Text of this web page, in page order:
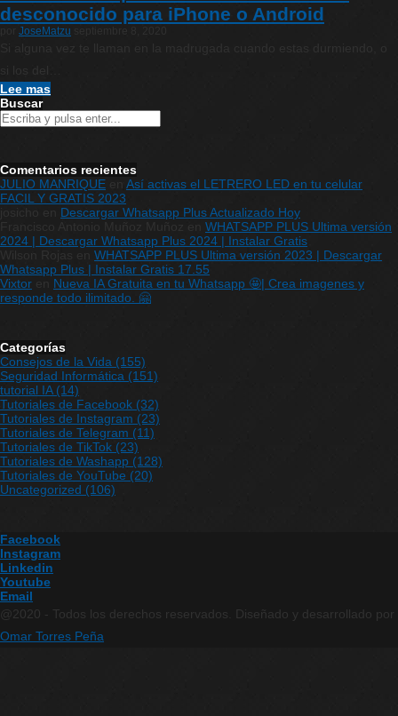
desconocido para iPhone o Android
JoseMatzu
Lee mas
Buscar
Comentarios recientes
JULIO MANRIQUE
Así activas el LETRERO LED en tu celular
FACIL Y GRATIS 2023
Descargar Whatsapp Plus Actualizado Hoy
WHATSAPP PLUS Ultima versión
2024 | Descargar Whatsapp Plus 2024 | Instalar Gratis
Wilson Rojas
WHATSAPP PLUS Ultima versión 2023 | Descargar
Whatsapp Plus | Instalar Gratis 17.55
Vixtor
Nueva IA Gratuita en tu Whatsapp 🤩| Crea imagenes y
responde todo ilimitado. 🤗
Categorías
Consejos de la Vida (155)
Seguridad Informática (151)
tutorial IA (14)
Tutoriales de Facebook (32)
Tutoriales de Instagram (23)
Tutoriales de Telegram (11)
Tutoriales de TikTok (23)
Tutoriales de Washapp (128)
Tutoriales de YouTube (20)
Uncategorized (106)
Facebook
Instagram
Linkedin
Youtube
Email
@2020 - Todos los derechos reservados. Diseñado y desarrollado por
Omar Torres Peña